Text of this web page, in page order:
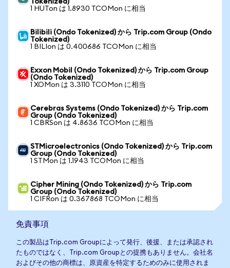
Tokenized)
1 HUTon は 1.8930 TCOMon に相当
Bilibili (Ondo Tokenized) から Trip.com Group (Ondo
Tokenized)
1 BILIon は 0.400686 TCOMon に相当
Exxon Mobil (Ondo Tokenized) から Trip.com Group
(Ondo Tokenized)
1 XOMon は 3.3110 TCOMon に相当
Cerebras Systems (Ondo Tokenized) から Trip.com
Group (Ondo Tokenized)
1 CBRSon は 4.8636 TCOMon に相当
STMicroelectronics (Ondo Tokenized) から Trip.com
Group (Ondo Tokenized)
1 STMon は 1.1943 TCOMon に相当
Cipher Mining (Ondo Tokenized) から Trip.com
Group (Ondo Tokenized)
1 CIFRon は 0.367868 TCOMon に相当
免責事項
この製品はTrip.com Groupによって発行、後援、または承認され
たものではなく、Trip.com Groupとの提携もありません。会社名
およびその他の商標は、原資産を特定するためのみに使用されま